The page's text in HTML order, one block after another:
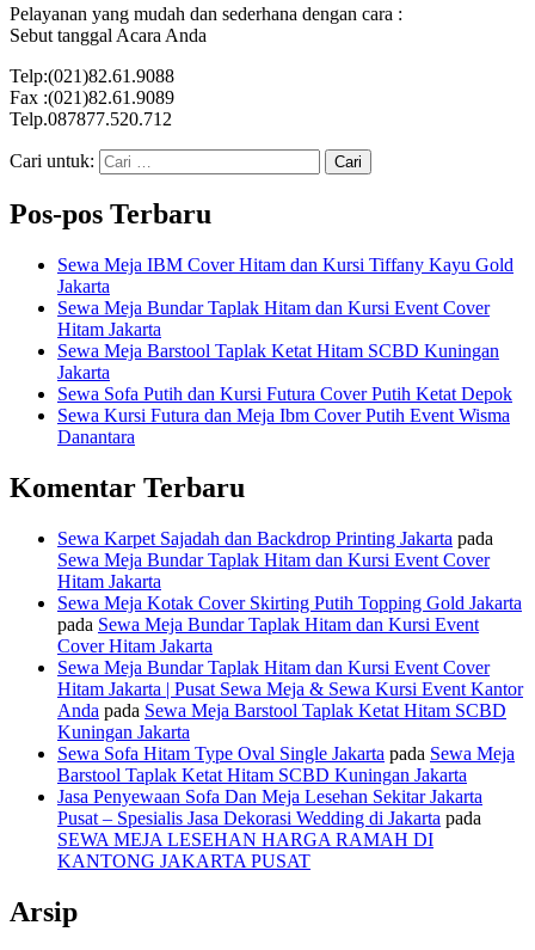
Pelayanan yang mudah dan sederhana dengan cara :
Sebut tanggal Acara Anda
Telp:(021)82.61.9088
Fax :(021)82.61.9089
Telp.087877.520.712
Cari untuk:
Pos-pos Terbaru
Sewa Meja IBM Cover Hitam dan Kursi Tiffany Kayu Gold
Jakarta
Sewa Meja Bundar Taplak Hitam dan Kursi Event Cover
Hitam Jakarta
Sewa Meja Barstool Taplak Ketat Hitam SCBD Kuningan
Jakarta
Sewa Sofa Putih dan Kursi Futura Cover Putih Ketat Depok
Sewa Kursi Futura dan Meja Ibm Cover Putih Event Wisma
Danantara
Komentar Terbaru
Sewa Karpet Sajadah dan Backdrop Printing Jakarta pada
Sewa Meja Bundar Taplak Hitam dan Kursi Event Cover
Hitam Jakarta
Sewa Meja Kotak Cover Skirting Putih Topping Gold Jakarta
pada Sewa Meja Bundar Taplak Hitam dan Kursi Event
Cover Hitam Jakarta
Sewa Meja Bundar Taplak Hitam dan Kursi Event Cover
Hitam Jakarta | Pusat Sewa Meja & Sewa Kursi Event Kantor
Anda pada Sewa Meja Barstool Taplak Ketat Hitam SCBD
Kuningan Jakarta
Sewa Sofa Hitam Type Oval Single Jakarta pada Sewa Meja
Barstool Taplak Ketat Hitam SCBD Kuningan Jakarta
Jasa Penyewaan Sofa Dan Meja Lesehan Sekitar Jakarta
Pusat – Spesialis Jasa Dekorasi Wedding di Jakarta pada
SEWA MEJA LESEHAN HARGA RAMAH DI
KANTONG JAKARTA PUSAT
Arsip